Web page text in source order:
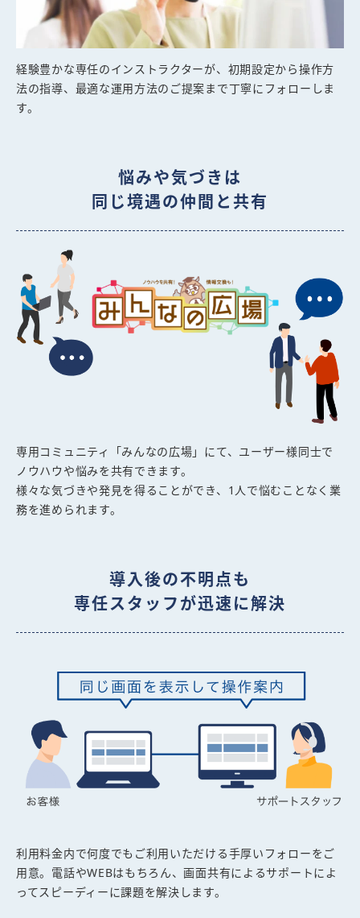
経験豊かな専任のインストラクターが、初期設定から操作方
法の指導、最適な運用方法のご提案まで丁寧にフォローしま
す。
悩みや気づきは
同じ境遇の仲間と共有
専用コミュニティ「みんなの広場」にて、ユーザー様同士で
ノウハウや悩みを共有できます。
様々な気づきや発見を得ることができ、1人で悩むことなく業
務を進められます。
導入後の不明点も
専任スタッフが迅速に解決
利用料金内で何度でもご利用いただける手厚いフォローをご
用意。電話やWEBはもちろん、画面共有によるサポートによ
ってスピーディーに課題を解決します。